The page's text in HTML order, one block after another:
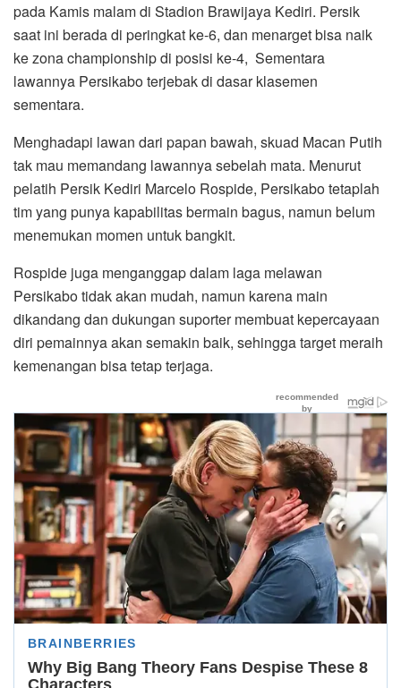
pada Kamis malam di Stadion Brawijaya Kediri. Persik
saat ini berada di peringkat ke-6, dan menarget bisa naik
ke zona championship di posisi ke-4, Sementara
lawannya Persikabo terjebak di dasar klasemen
sementara.
Menghadapi lawan dari papan bawah, skuad Macan Putih
tak mau memandang lawannya sebelah mata. Menurut
pelatih Persik Kediri Marcelo Rospide, Persikabo tetaplah
tim yang punya kapabilitas bermain bagus, namun belum
menemukan momen untuk bangkit.
Rospide juga menganggap dalam laga melawan
Persikabo tidak akan mudah, namun karena main
dikandang dan dukungan suporter membuat kepercayaan
diri pemainnya akan semakin baik, sehingga target meraih
kemenangan bisa tetap terjaga.